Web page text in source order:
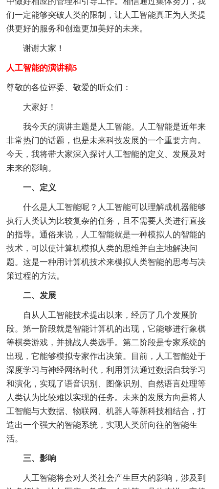
们一定能够突破人类的限制，让人工智能真正为人类提
供更好的服务和创造更加美好的未来。
谢谢大家！
人工智能的演讲稿5
尊敬的各位评委、敬爱的听众们：
大家好！
我今天的演讲主题是人工智能。人工智能是近年来
非常热门的话题，也是未来科技发展的一个重要方向。
今天，我将带大家深入探讨人工智能的定义、发展及对
未来的影响。
一、定义
什么是人工智能呢？人工智能可以理解成机器能够
执行人类认为比较复杂的任务，且不需要人类进行直接
的指导。通俗来说，人工智能就是一种模拟人的智能的
技术，可以使计算机模拟人类的思维并自主地解决问
题。这是一种用计算机技术来模拟人类智能的思考与决
策过程的方法。
二、发展
自从人工智能技术提出以来，经历了几个发展阶
段。第一阶段就是智能计算机的出现，它能够进行象棋
等棋类游戏，并挑战人类选手。第二阶段是专家系统的
出现，它能够模拟专家作出决策。目前，人工智能处于
深度学习与神经网络时代，利用算法通过数据自我学习
和演化，实现了语音识别、图像识别、自然语言处理等
人类认为比较难以实现的任务。未来的发展方向是将人
工智能与大数据、物联网、机器人等新科技相结合，打
造出一个强大的智能系统，实现人类所向往的智能生
活。
三、影响
人工智能将会对人类社会产生巨大的影响，涉及到